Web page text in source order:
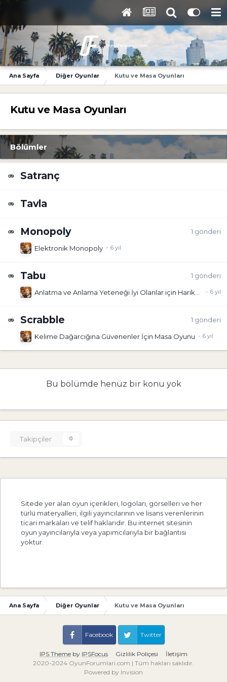
Ana Sayfa Diğer Oyunlar Kutu ve Masa Oyunları
Kutu ve Masa Oyunları
Bölümler
Satranç
Tavla
Monopoly 1 gönderi
Elektronik Monopoly
Tabu 1 gönderi
Scrabble 1 gönderi
Kelime Dağarcığına Güvenenler İçin Masa Oyunu
Bu bölümde henüz bir konu yok
Takipçiler 0
Sitede yer alan oyun içerikleri, logoları, görselleri ve her
türlü materyalleri, ilgili yayıncılarının ve lisans verenlerinin
ticari markaları ve telif haklarıdır. Bu internet sitesinin
oyun yayıncılarıyla veya yapımcılarıyla bir bağlantısı
yoktur.
Ana Sayfa Diğer Oyunlar Kutu ve Masa Oyunları
IPS Theme by IPSFocus Gizlilik Poliçesi İletişim
Facebook Twitter
2020-2024 OyunForumlari.com | Tüm hakları saklıdır.
Powered by Invision